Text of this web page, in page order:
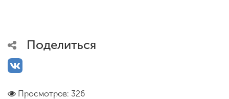
Поделиться
Просмотров: 326